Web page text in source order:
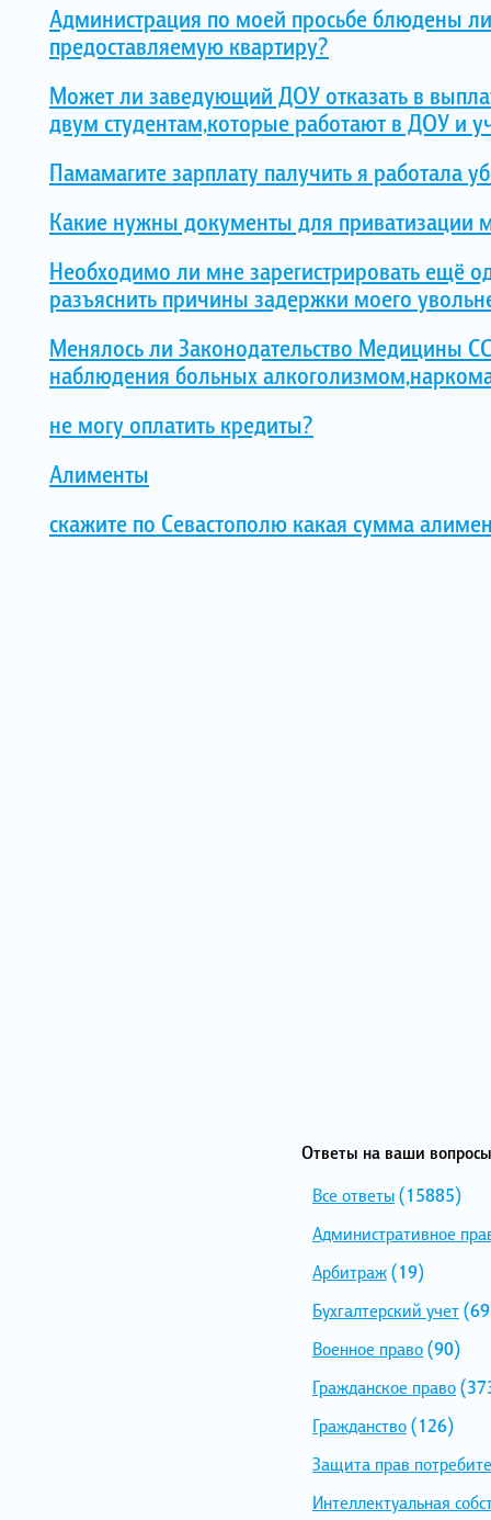
Администрация по моей просьбе блюдены
предоставляемую квартиру?
Может ли заведующий ДОУ отказать в
двум студентам,которые работают в ДОУ и
Памамагите зарплату палучить я работала
Какие нужны документы для приватизации
Необходимо ли мне зарегистрировать ещё
разъяснить причины задержки моего
Менялось ли Законодательство Медицины
наблюдения больных
не могу оплатить кредиты?
Алименты
скажите по Севастополю какая сумма
Ответы на ваши
Все ответы(15885)
Административное
Арбитраж(19)
Бухгалтерский учет
Военное право(90)
Гражданское право
Гражданство(126)
Защита прав
Интеллектуальная